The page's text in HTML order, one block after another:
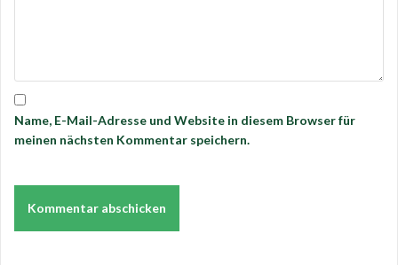
Name, E-Mail-Adresse und Website in diesem Browser für
meinen nächsten Kommentar speichern.